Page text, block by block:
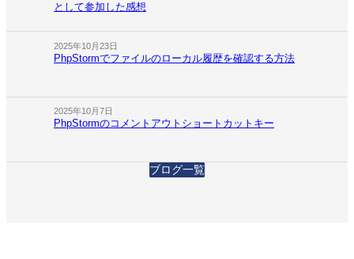
として参加した感想
2025年10月23日
PhpStormでファイルのローカル履歴を確認する方法
2025年10月7日
PhpStormのコメントアウトショートカットキー
ブログ一覧